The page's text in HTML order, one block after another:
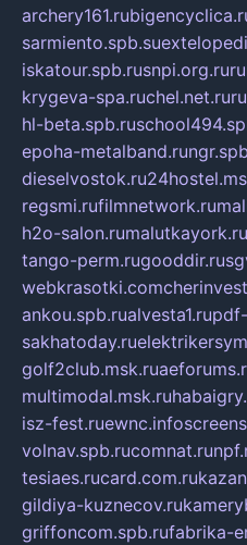
archery161.ru
sarmiento.spb.su
iskatour.spb.rusnpi.org.ru
krygeva-spa.ruchel.net.ru
hl-beta.spb.ru
epoha-metalband.ru
dieselvostok.ru
regsmi.rufilmnetwork.ru
h2o-salon.rumalutkayork.ru
tango-perm.rugooddir.ru
webkrasotki.com
ankou.spb.rualvesta1.ru
sakhatoday.ru
golf2club.msk.ru
multimodal.msk.ru
isz-fest.ruewnc.info
volnav.spb.rucomnat.ru
tesiaes.rucard.com.ru
gildiya-kuznecov.ru
griffoncom.spb.rufabrika-